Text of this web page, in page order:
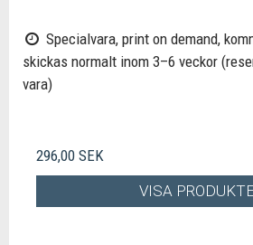
Specialvara, print on demand,
skickas normalt inom 3–6 veckor
vara)
296,00 SEK
VISA